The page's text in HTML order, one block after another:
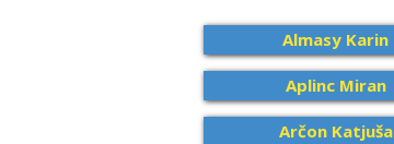
Almasy Karin
Aplinc Miran
Arčon Katjuša